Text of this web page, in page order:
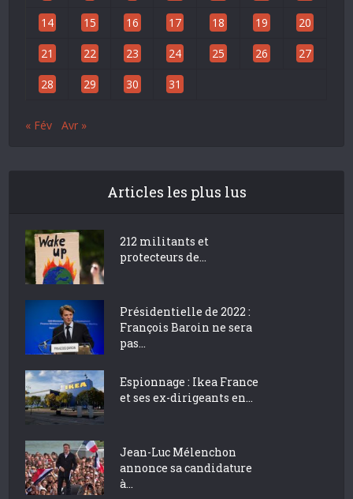
14 15 16 17 18 19 20
21 22 23 24 25 26 27
28 29 30 31
« Fév Avr »
Articles les plus lus
212 militants et
protecteurs de...
Présidentielle de 2022 :
François Baroin ne sera
pas...
Espionnage : Ikea France
et ses ex-dirigeants en...
Jean-Luc Mélenchon
annonce sa candidature
à...